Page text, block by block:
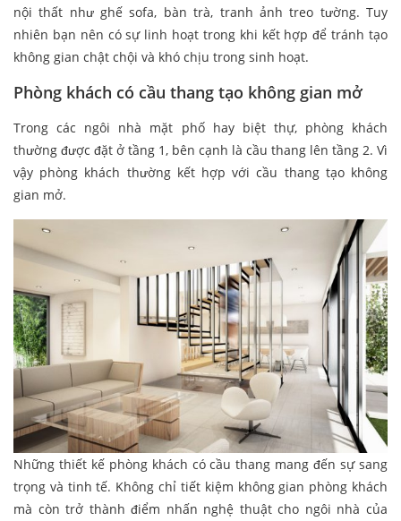
nội thất như ghế sofa, bàn trà, tranh ảnh treo tường. Tuy
nhiên bạn nên có sự linh hoạt trong khi kết hợp để tránh tạo
không gian chật chội và khó chịu trong sinh hoạt.
Phòng khách có cầu thang tạo không gian mở
Trong các ngôi nhà mặt phố hay biệt thự, phòng khách
thường được đặt ở tầng 1, bên cạnh là cầu thang lên tầng 2. Vì
vậy phòng khách thường kết hợp với cầu thang tạo không
gian mở.
Những thiết kế phòng khách có cầu thang mang đến sự sang
trọng và tinh tế. Không chỉ tiết kiệm không gian phòng khách
mà còn trở thành điểm nhấn nghệ thuật cho ngôi nhà của